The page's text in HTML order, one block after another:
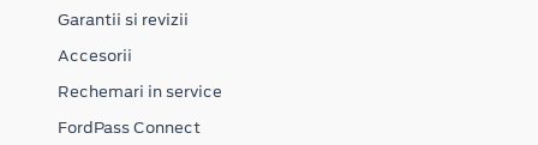
Garantii si revizii
Accesorii
Rechemari in service
FordPass Connect